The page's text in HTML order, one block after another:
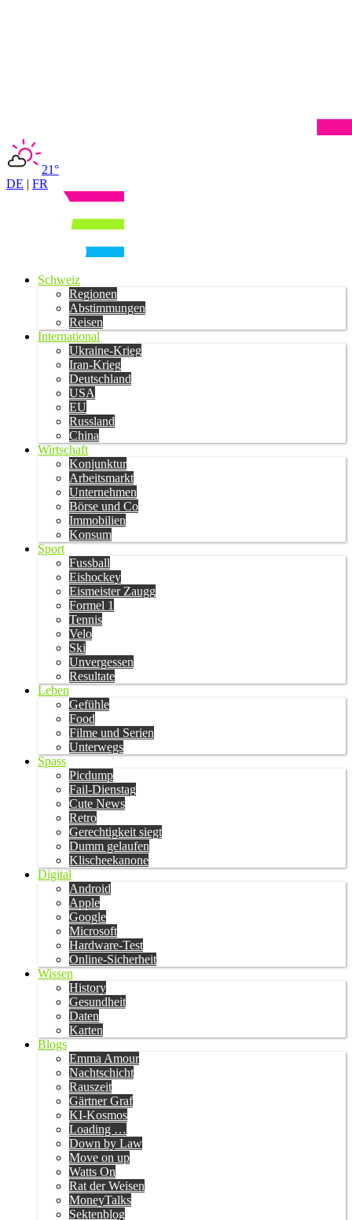
21°
DE | FR
Schweiz
Regionen
Abstimmungen
Reisen
International
Ukraine-Krieg
Iran-Krieg
Deutschland
USA
EU
Russland
China
Wirtschaft
Konjunktur
Arbeitsmarkt
Unternehmen
Börse und Co
Immobilien
Konsum
Sport
Fussball
Eishockey
Eismeister Zaugg
Formel 1
Tennis
Velo
Ski
Unvergessen
Resultate
Leben
Gefühle
Food
Filme und Serien
Unterwegs
Spass
Picdump
Fail-Dienstag
Cute News
Retro
Gerechtigkeit siegt
Dumm gelaufen
Klischeekanone
Digital
Android
Apple
Google
Microsoft
Hardware-Test
Online-Sicherheit
Wissen
History
Gesundheit
Daten
Karten
Blogs
Emma Amour
Nachtschicht
Rauszeit
Gärtner Graf
KI-Kosmos
Loading …
Down by Law
Move on up
Watts On
Rat der Weisen
MoneyTalks
Sektenblog